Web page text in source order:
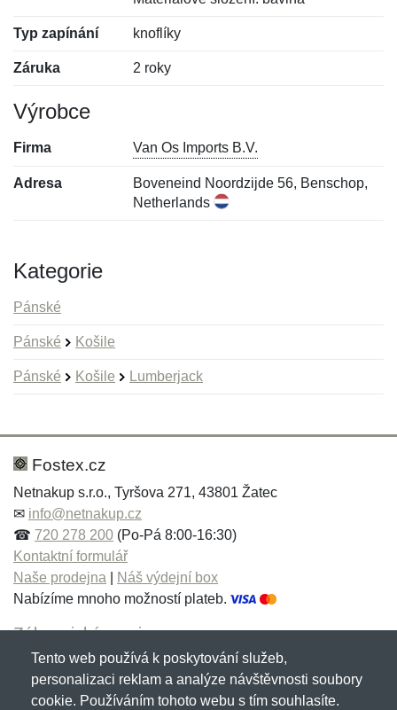
Typ zapínání knoflíky
Záruka 2 roky
Výrobce
Firma Van Os Imports B.V.
Adresa
Boveneind Noordzijde 56, Benschop,
Netherlands
Kategorie
Pánské
Pánské Košile
Pánské Košile Lumberjack
Hodnocení:
Jméno: *
Zpráva*
Jméno:
E-mail:*
Fostex.cz
Netnakup s.r.o., Tyršova 271, 43801 Žatec
✉ info@netnakup.cz
☎ 720 278 200 (Po-Pá 8:00-16:30)
Kontaktní formulář
Naše prodejna
Náš výdejní box
Nabízíme mnoho možností plateb.
Zákaznický servis
Novinky emailem
Tento web používá k poskytování služeb,
personalizaci reklam a analýze návštěvnosti soubory
cookie. Používáním tohoto webu s tím souhlasíte.